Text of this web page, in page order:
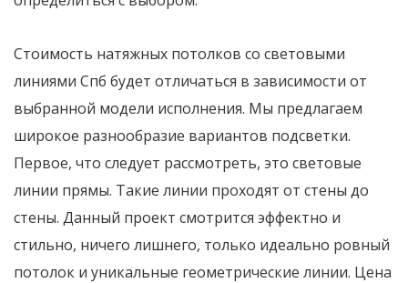
Стоимость натяжных потолков со световыми
линиями Спб будет отличаться в зависимости от
выбранной модели исполнения. Мы предлагаем
широкое разнообразие вариантов подсветки.
Первое, что следует рассмотреть, это световые
линии прямы. Такие линии проходят от стены до
стены. Данный проект смотрится эффектно и
стильно, ничего лишнего, только идеально ровный
потолок и уникальные геометрические линии. Цена